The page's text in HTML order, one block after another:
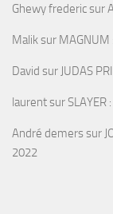
Ghewy fredericsur
Maliksur MAGNUM
David sur JUDAS
laurentsur SLAYER
André demerssur
2022